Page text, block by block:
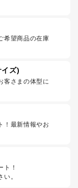
希望商品の在庫
ズ)
客さまの体型に
！最新情報やお
ト！
。